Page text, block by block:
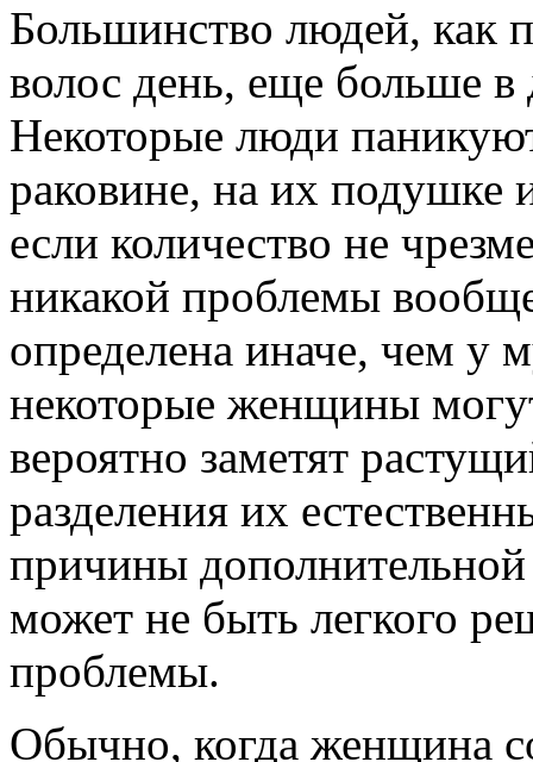
Большинство людей, как
волос день, еще больше
Некоторые люди
раковине, на их подушке
если количество не
никакой проблемы
определена иначе, чем у
некоторые женщины
вероятно заметят
разделения их
причины
может не быть легкого
проблемы.
Обычно, когда женщина